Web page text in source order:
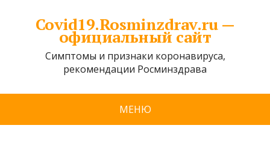
Covid19.Rosminzdrav.ru —
официальный сайт
Симптомы и признаки коронавируса,
рекомендации Росминздрава
МЕНЮ